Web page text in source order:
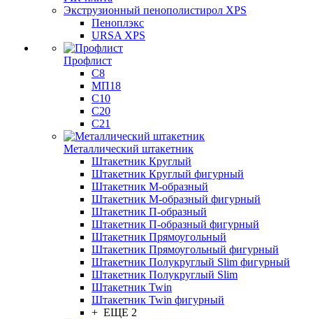
Экструзионный пенополистирол XPS
Пеноплэкс
URSA XPS
Профлист
С8
МП18
С10
С20
С21
Металлический штакетник
Штакетник Круглый
Штакетник Круглый фигурный
Штакетник М-образный
Штакетник М-образный фигурный
Штакетник П-образный
Штакетник П-образный фигурный
Штакетник Прямоугольный
Штакетник Прямоугольный фигурный
Штакетник Полукруглый Slim фигурный
Штакетник Полукруглый Slim
Штакетник Twin
Штакетник Twin фигурный
+ ЕЩЕ 2